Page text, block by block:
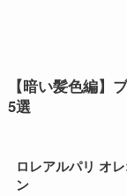
【暗い髪色編】
5選
ロレアルパリ オ
ン